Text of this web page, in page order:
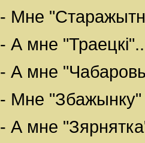
- Мне
- А мне
- А мне
- Мне "Збажынку"
- А мне